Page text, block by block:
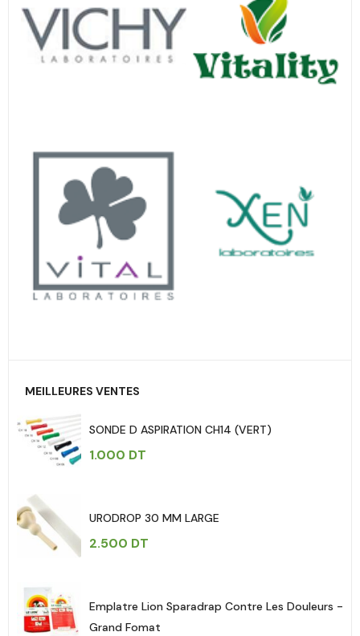
MEILLEURES VENTES
SONDE D ASPIRATION CH14 (VERT)
1.000 DT
URODROP 30 MM LARGE
2.500 DT
Emplatre Lion Sparadrap Contre Les Douleurs -
Grand Fomat